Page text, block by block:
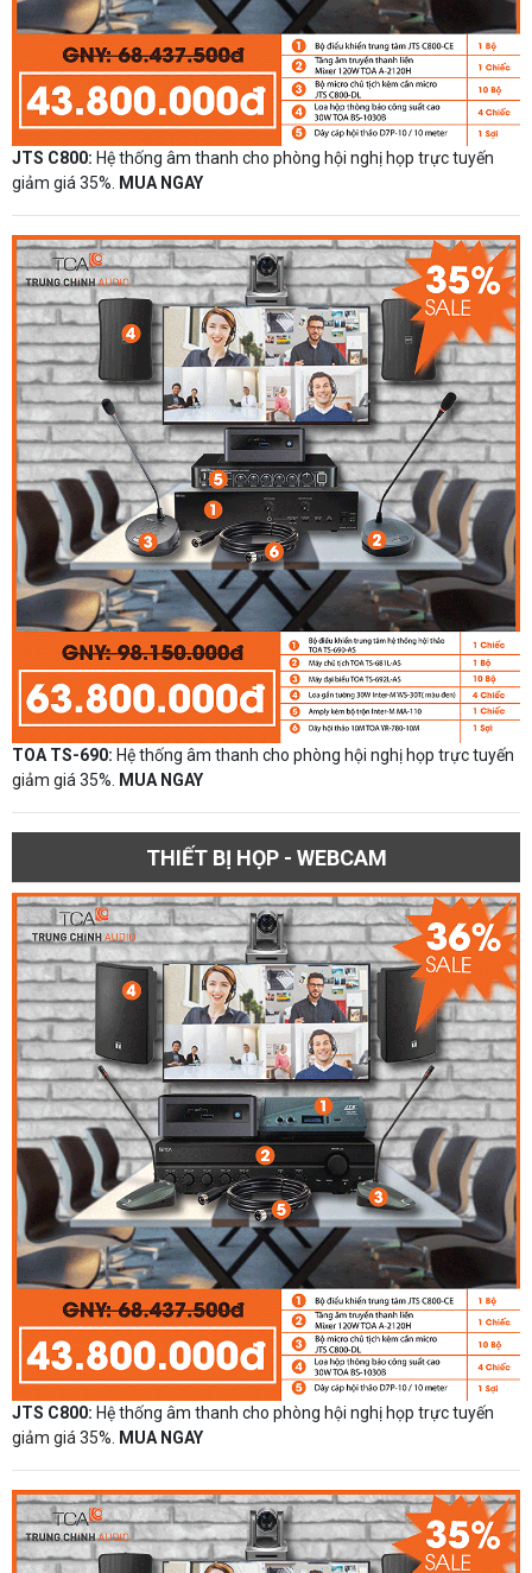
JTS C800: Hệ thống âm thanh cho phòng hội nghị họp trực tuyến
giảm giá 35%.
MUA NGAY
TOA TS-690: Hệ thống âm thanh cho phòng hội nghị họp trực tuyến
giảm giá 35%.
MUA NGAY
THIẾT BỊ HỌP - WEBCAM
JTS C800: Hệ thống âm thanh cho phòng hội nghị họp trực tuyến
giảm giá 35%.
MUA NGAY